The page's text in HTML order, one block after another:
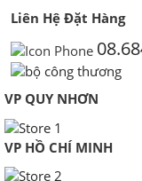
Liên Hệ Đặt Hàng
VP QUY NHƠN
VP HỒ CHÍ MINH